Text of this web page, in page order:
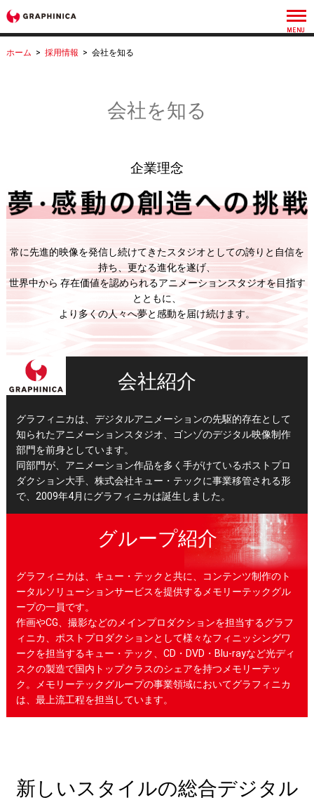
ホーム > 採用情報 > 会社を知る
会社を知る
企業理念
常に先進的映像を発信し続けてきたスタジオとしての誇りと自信を
持ち、更なる進化を遂げ、
世界中から 存在価値を認められるアニメーションスタジオを目指す
とともに、
より多くの人々へ夢と感動を届け続けます。
会社紹介
グラフィニカは、デジタルアニメーションの先駆的存在として
知られたアニメーションスタジオ、ゴンゾのデジタル映像制作
部門を前身としています。
同部門が、アニメーション作品を多く手がけているポストプロ
ダクション大手、株式会社キュー・テックに事業移管される形
で、2009年4月にグラフィニカは誕生しました。
グループ紹介
グラフィニカは、キュー・テックと共に、コンテンツ制作のト
ータルソリューションサービスを提供するメモリーテックグル
ープの一員です。
作画やCG、撮影などのメインプロダクションを担当するグラフ
ィニカ、ポストプロダクションとして様々なフィニッシングワ
ークを担当するキュー・テック、CD・DVD・Blu-rayなど光ディ
スクの製造で国内トップクラスのシェアを持つメモリーテッ
ク。メモリーテックグループの事業領域においてグラフィニカ
は、最上流工程を担当しています。
新しいスタイルの総合デジタル